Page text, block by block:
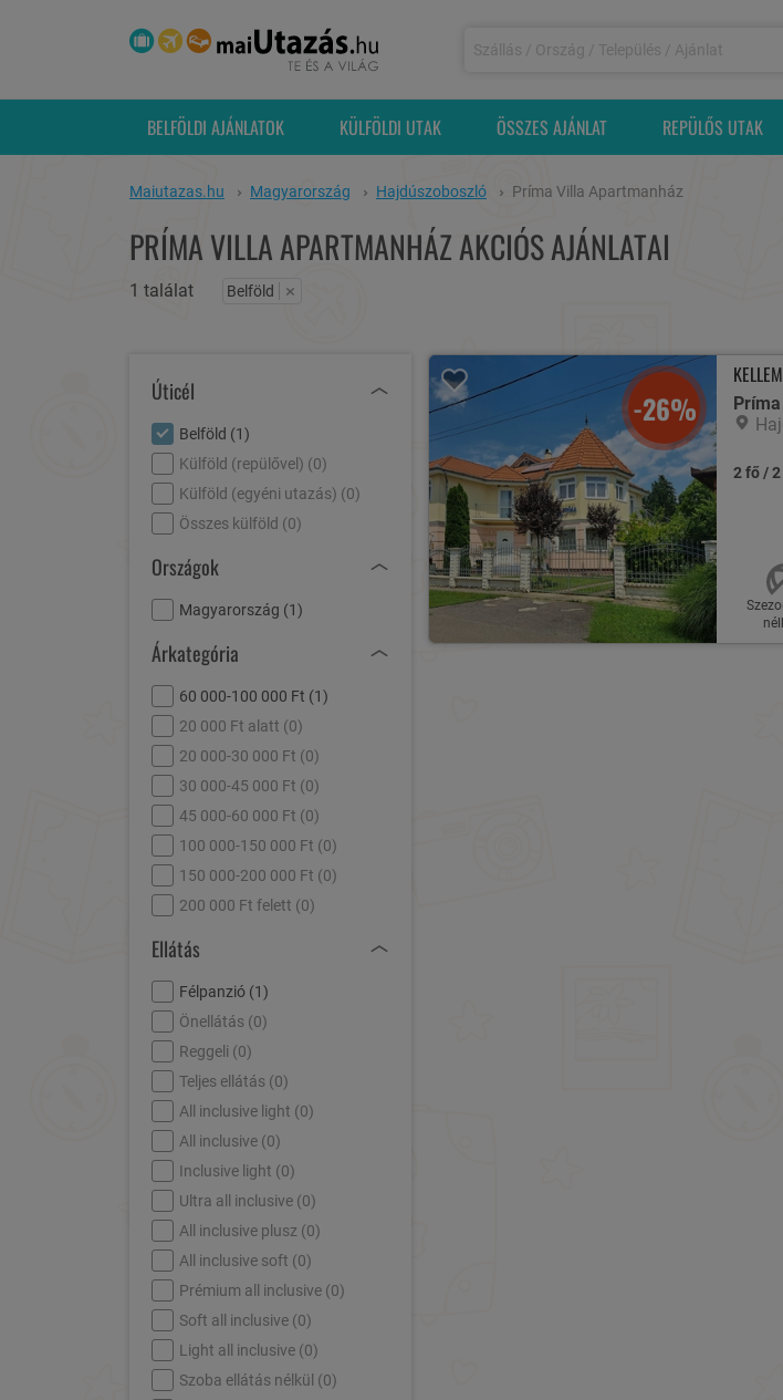
BELFÖLDI AJÁNLATOK KÜLFÖLDI UTAK ÖSSZES AJÁNLAT REPÜLŐS UTAK
Maiutazas.hu Magyarország Hajdúszoboszló Príma Villa Apartmanház
PRÍMA VILLA APARTMANHÁZ AKCIÓS AJÁNLATAI
1 találat Belföld ×
Úticél
Belföld (1)
Külföld (repülővel) (0)
Külföld (egyéni utazás) (0)
Összes külföld (0)
Országok
Magyarország (1)
Árkategória
60 000-100 000 Ft (1)
20 000 Ft alatt (0)
20 000-30 000 Ft (0)
30 000-45 000 Ft (0)
45 000-60 000 Ft (0)
100 000-150 000 Ft (0)
150 000-200 000 Ft (0)
200 000 Ft felett (0)
Ellátás
Félpanzió (1)
Önellátás (0)
Reggeli (0)
Teljes ellátás (0)
All inclusive light (0)
All inclusive (0)
Inclusive light (0)
Ultra all inclusive (0)
All inclusive plusz (0)
All inclusive soft (0)
Prémium all inclusive (0)
Soft all inclusive (0)
Light all inclusive (0)
Szoba ellátás nélkül (0)
-26%
2 fő /